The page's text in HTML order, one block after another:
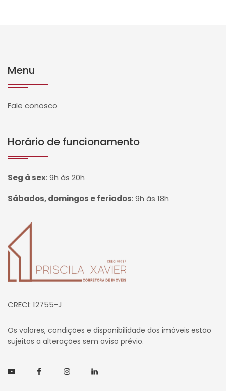
Menu
Fale conosco
Horário de funcionamento
Seg à sex: 9h às 20h
Sábados, domingos e feriados: 9h às 18h
Página inicial
CRECI: 12755-J
Os valores, condições e disponibilidade dos imóveis estão
sujeitos a alterações sem aviso prévio.
YoutubeFacebookInstagramLinkedin